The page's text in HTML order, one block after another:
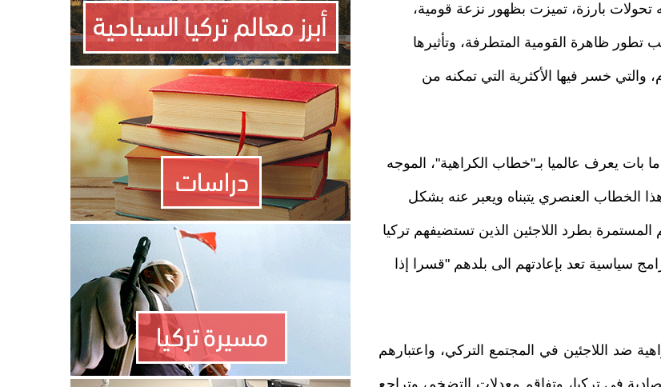
تحولات بارزة، تميزت بظهور نزعة قومية،
ظاهرة القومية المتطرفة، وتأثيرها
والتي خسر فيها الأكثرية التي تمكنه من
بات يعرف عالميا بـ"خطاب الكراهية"، الموجه
الخطاب العنصري يتبناه ويعبر عنه بشكل
بطرد اللاجئين الذين تستضيفهم تركيا
سياسية تعد بإعادتهم الى بلدهم "قسرا إذا
اللاجئين في المجتمع التركي، واعتبارهم
في تركيا، وتفاقم معدلات التضخم، وتراجع